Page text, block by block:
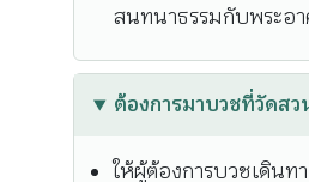
สนทนาธรรมกับพระอ
ต้องการมาบวชที่วัดส
ให้ผู้ต้องการบวชเดินท